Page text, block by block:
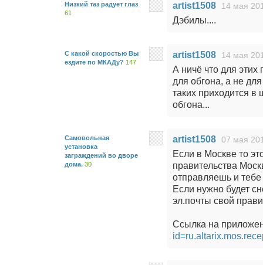
Низкий таз радует глаз
61
artist1508 14 мая
Дэбилы....
С какой скоростью Вы
ездите по МКАДу? 147
artist1508 14 мая
А ничё что для этих
для обгона, а не
таких приходится
обгона...
Самовольная
установка
заграждений во дворе
дома. 30
artist1508 07 мая
Если в Москве то
правительства
отправляешь и тебе
Если нужно будет
эл.почты свой
Ссылка на